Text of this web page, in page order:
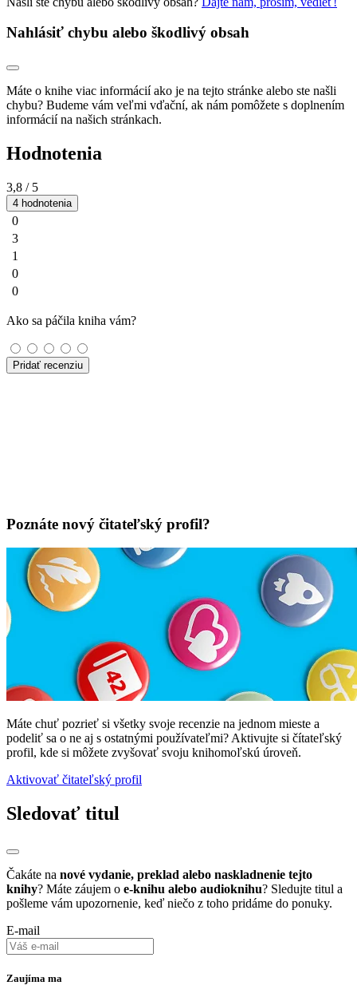
Nahlásiť chybu alebo škodlivý obsah
Máte o knihe viac informácií ako je na tejto stránke alebo ste našli
chybu? Budeme vám veľmi vďační, ak nám pomôžete s doplnením
informácií na našich stránkach.
Hodnotenia
3,8 / 5
4 hodnotenia
0
3
1
0
0
Ako sa páčila kniha vám?
Pridať recenziu
Poznáte nový čitateľský profil?
Máte chuť pozrieť si všetky svoje recenzie na jednom mieste a
podeliť sa o ne aj s ostatnými používateľmi? Aktivujte si čítateľský
profil, kde si môžete zvyšovať svoju knihomoľskú úroveň.
Aktivovať čitateľský profil
Sledovať titul
Čakáte na nové vydanie, preklad alebo naskladnenie tejto
knihy? Máte záujem o e-knihu alebo audioknihu? Sledujte titul a
pošleme vám upozornenie, keď niečo z toho pridáme do ponuky.
E-mail
Zaujíma ma